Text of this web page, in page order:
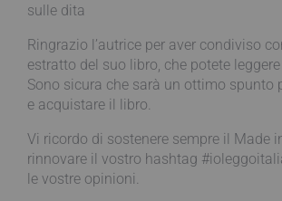
sulle dita
Ringrazio l’autrice per aver condiviso
estratto del suo libro, che potete
Sono sicura che sarà un ottimo spunto
e acquistare il libro.
Vi ricordo di sostenere sempre il Made
rinnovare il vostro hashtag
le vostre opinioni.